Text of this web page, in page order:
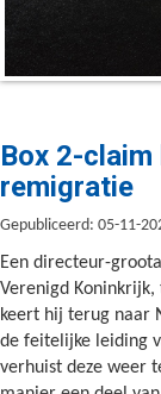
Box 2-
remigratie
Gepubliceerd: 05-11-
Een directeur-
Verenigd
keert hij terug naar
de feitelijke leiding
verhuist deze weer